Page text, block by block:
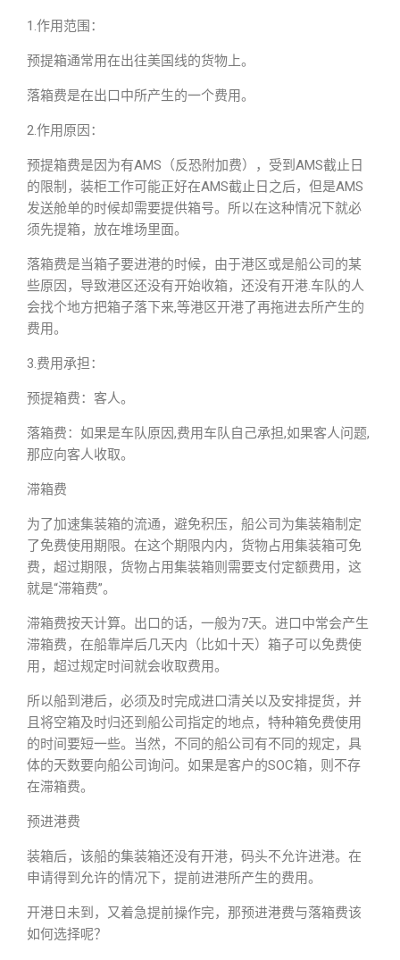
1.作用范围：
预提箱通常用在出往美国线的货物上。
落箱费是在出口中所产生的一个费用。
2.作用原因：
预提箱费是因为有AMS（反恐附加费），受到AMS截止日
的限制，装柜工作可能正好在AMS截止日之后，但是AMS
发送舱单的时候却需要提供箱号。所以在这种情况下就必
须先提箱，放在堆场里面。
落箱费是当箱子要进港的时候，由于港区或是船公司的某
些原因，导致港区还没有开始收箱，还没有开港.车队的人
会找个地方把箱子落下来,等港区开港了再拖进去所产生的
费用。
3.费用承担：
预提箱费：客人。
落箱费：如果是车队原因,费用车队自己承担,如果客人问题,
那应向客人收取。
滞箱费
为了加速集装箱的流通，避免积压，船公司为集装箱制定
了免费使用期限。在这个期限内内，货物占用集装箱可免
费，超过期限，货物占用集装箱则需要支付定额费用，这
就是“滞箱费”。
滞箱费按天计算。出口的话，一般为7天。进口中常会产生
滞箱费，在船靠岸后几天内（比如十天）箱子可以免费使
用，超过规定时间就会收取费用。
所以船到港后，必须及时完成进口清关以及安排提货，并
且将空箱及时归还到船公司指定的地点，特种箱免费使用
的时间要短一些。当然，不同的船公司有不同的规定，具
体的天数要向船公司询问。如果是客户的SOC箱，则不存
在滞箱费。
预进港费
装箱后，该船的集装箱还没有开港，码头不允许进港。在
申请得到允许的情况下，提前进港所产生的费用。
开港日未到，又着急提前操作完，那预进港费与落箱费该
如何选择呢？